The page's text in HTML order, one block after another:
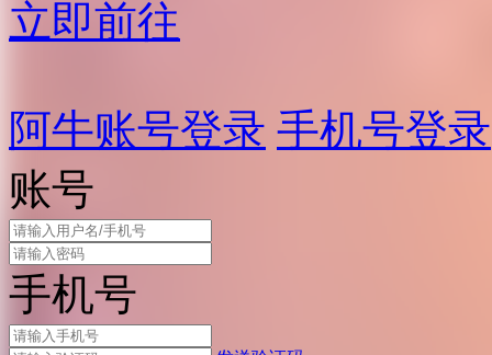
立即前往
阿牛账号登录 手机号登录
账号
手机号